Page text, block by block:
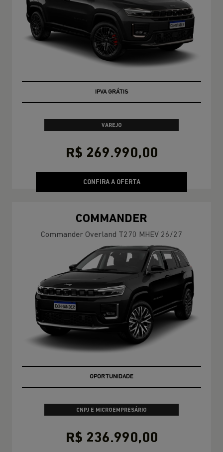
TAXA ZERO
VAREJO
R$ 269.990,00
CONFIRA A OFERTA
COMMANDER
Commander Overland T270 MHEV 26/27
MELHOR PREÇO DO RIO DE JANEIRO
CNPJ E MICROEMPRESÁRIO
R$ 236.990,00